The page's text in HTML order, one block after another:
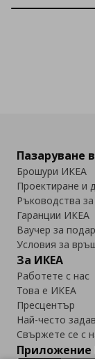
Пазаруване
Брошури ИКЕА
Проектиране и
Ръководства за
Гаранции ИКЕА
Ваучер за
Условия за
За ИКЕА
Работете с нас
Това е ИКЕА
Пресцентър
Най-често
Свържете се с
Приложение